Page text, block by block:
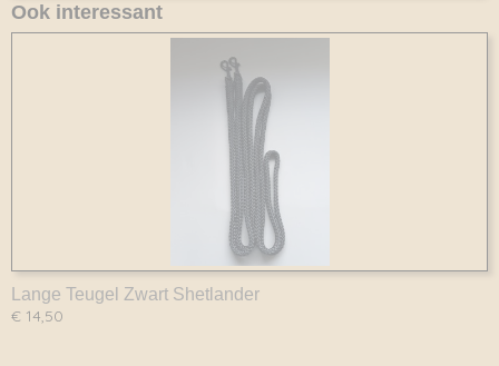
Ook interessant
Lange Teugel Zwart Shetlander
€ 14,50